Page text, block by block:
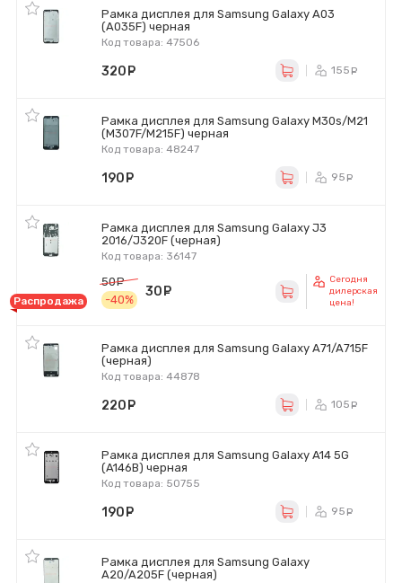
Рамка дисплея для Samsung Galaxy A03
(A035F) черная
Код товара: 47506
320 155
Рамка дисплея для Samsung Galaxy M30s/M21
(M307F/M215F) черная
Код товара: 48247
190 95
Рамка дисплея для Samsung Galaxy J3
2016/J320F (черная)
Код товара: 36147
Распродажа
50
руб.
-40%
30
Сегодня
дилерская
цена!
Рамка дисплея для Samsung Galaxy A71/A715F
(черная)
Код товара: 44878
220 105
Рамка дисплея для Samsung Galaxy A14 5G
(A146B) черная
Код товара: 50755
190 95
Рамка дисплея для Samsung Galaxy
A20/A205F (черная)